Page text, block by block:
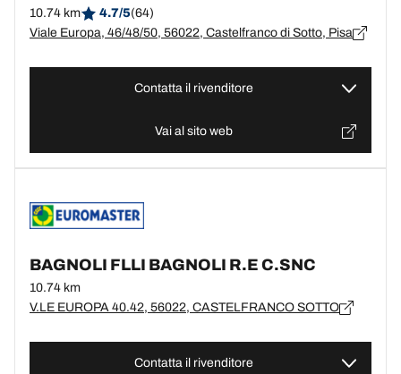
10.74 km 4.7/5(64)
Viale Europa, 46/48/50, 56022, Castelfranco di Sotto, Pisa
Contatta il rivenditore
Vai al sito web
BAGNOLI FLLI BAGNOLI R.E C.SNC
10.74 km
V.LE EUROPA 40.42, 56022, CASTELFRANCO SOTTO
Contatta il rivenditore